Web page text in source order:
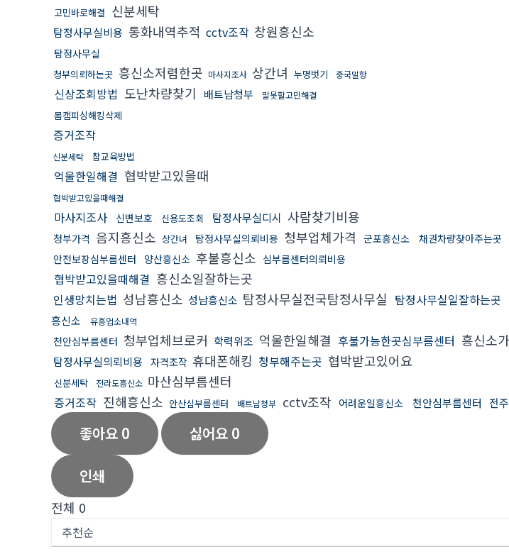
고민바로해결 신분세탁
탐정사무실비용 통화내역추적 cctv조작 창원흥신소
탐정사무실
청부의뢰하는곳 흥신소저렴한곳 마사지조사 상간녀 누명벗기 중국밀항
신상조회방법 도난차량찾기 배트남청부 말못할고민해결
몸캠피싱해킹삭제
증거조작
신분세탁 참교육방법
억울한일해결 협박받고있을때
협박받고있을때해결
마사지조사 신변보호 신용도조회 탐정사무실디시 사람찾기비용
청부가격 음지흥신소 상간녀 탐정사무실의뢰비용 청부업체가격 군포흥신소 채권차량찾아주는곳
안전보장심부름센터 양산흥신소 후불흥신소 심부름센터의뢰비용
협박받고있을때해결 흥신소일잘하는곳
인생망치는법 성남흥신소 성남흥신소 탐정사무실전국탐정사무실 탐정사무실일잘하는곳
흥신소
유흥업소내역
천안심부름센터 청부업체브로커 학력위조 억울한일해결 후불가능한곳심부름센터 흥신소
탐정사무실의뢰비용 자격조작 휴대폰해킹 청부해주는곳 협박받고있어요
신분세탁 전라도흥신소 마산심부름센터
증거조작 진해흥신소 안산심부름센터 배트남청부 cctv조작 어려운일흥신소 천안심부름센터 전
좋아요 0 싫어요 0
인쇄
전체 0